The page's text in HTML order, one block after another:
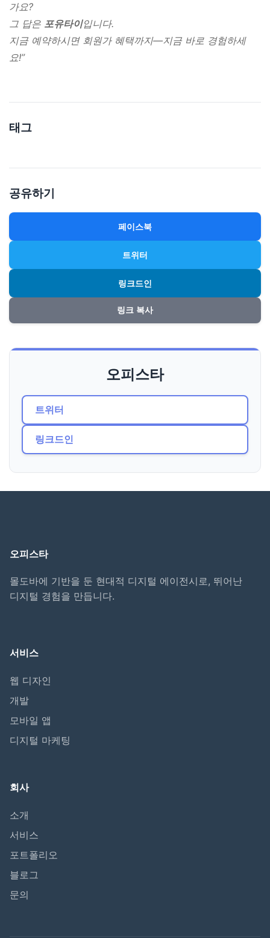
가요?
그 답은 포유타이입니다.
지금 예약하시면 회원가 혜택까지—지금 바로 경험하세
요!”
태그
공유하기
페이스북
트위터
링크드인
링크 복사
오피스타
트위터
링크드인
오피스타
몰도바에 기반을 둔 현대적 디지털 에이전시로, 뛰어난
디지털 경험을 만듭니다.
서비스
웹 디자인
개발
모바일 앱
디지털 마케팅
회사
소개
서비스
포트폴리오
블로그
문의